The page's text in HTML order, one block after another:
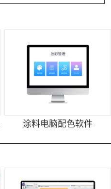
涂料电脑配色软件